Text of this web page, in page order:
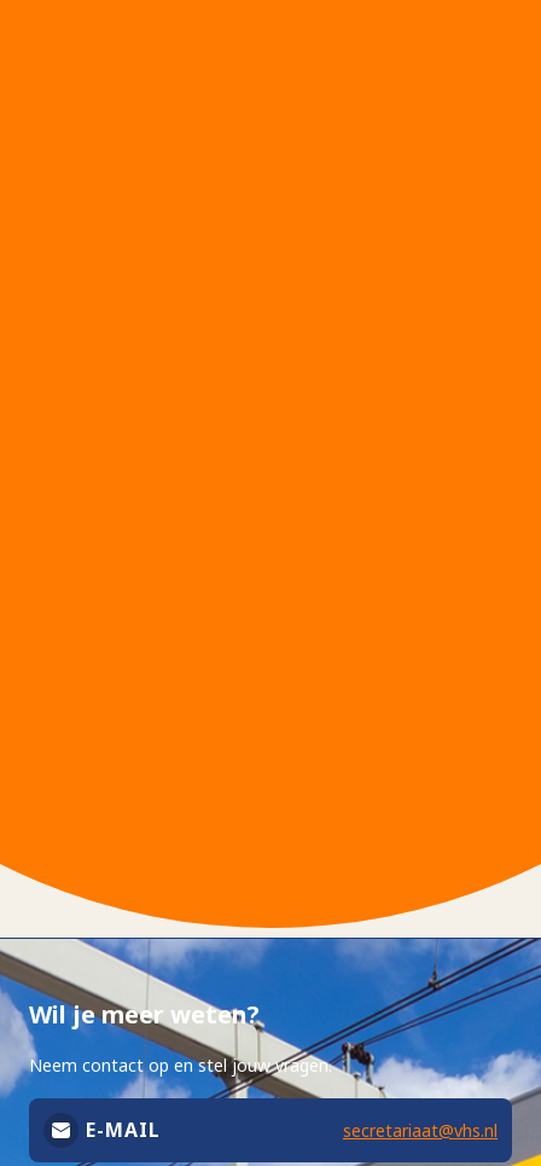
Wil je meer weten?
Neem contact op en stel jouw vragen.
E-MAIL secretariaat@vhs.nl